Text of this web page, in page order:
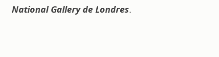
National Gallery de Londres.